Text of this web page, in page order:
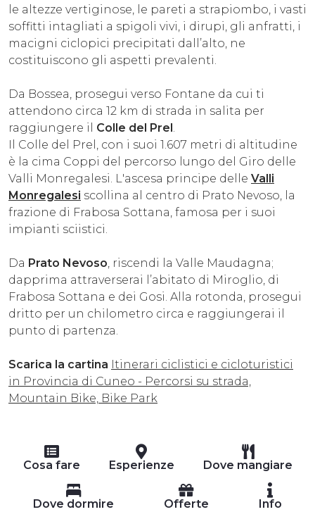
le altezze vertiginose, le pareti a strapiombo, i vasti
soffitti intagliati a spigoli vivi, i dirupi, gli anfratti, i
macigni ciclopici precipitati dall’alto, ne
costituiscono gli aspetti prevalenti.
Da Bossea, prosegui verso Fontane da cui ti
attendono circa 12 km di strada in salita per
raggiungere il Colle del Prel
Il Colle del Prel, con i suoi 1.607 metri di altitudine
è la cima Coppi del percorso lungo del Giro delle
Valli Monregalesi. L'ascesa principe delle Valli
Monregalesi scollina al centro di Prato Nevoso, la
frazione di Frabosa Sottana, famosa per i suoi
impianti sciistici.
Da Prato Nevoso , riscendi la Valle Maudagna;
dapprima attraverserai l’abitato di Miroglio, di
Frabosa Sottana e dei Gosi. Alla rotonda, prosegui
dritto per un chilometro circa e raggiungerai il
punto di partenza.
Scarica la cartina Itinerari ciclistici e cicloturistici
in Provincia di Cuneo - Percorsi su strada,
Mountain Bike, Bike Park
Cosa fare Esperienze Dove mangiare
Dove dormire Offerte Info